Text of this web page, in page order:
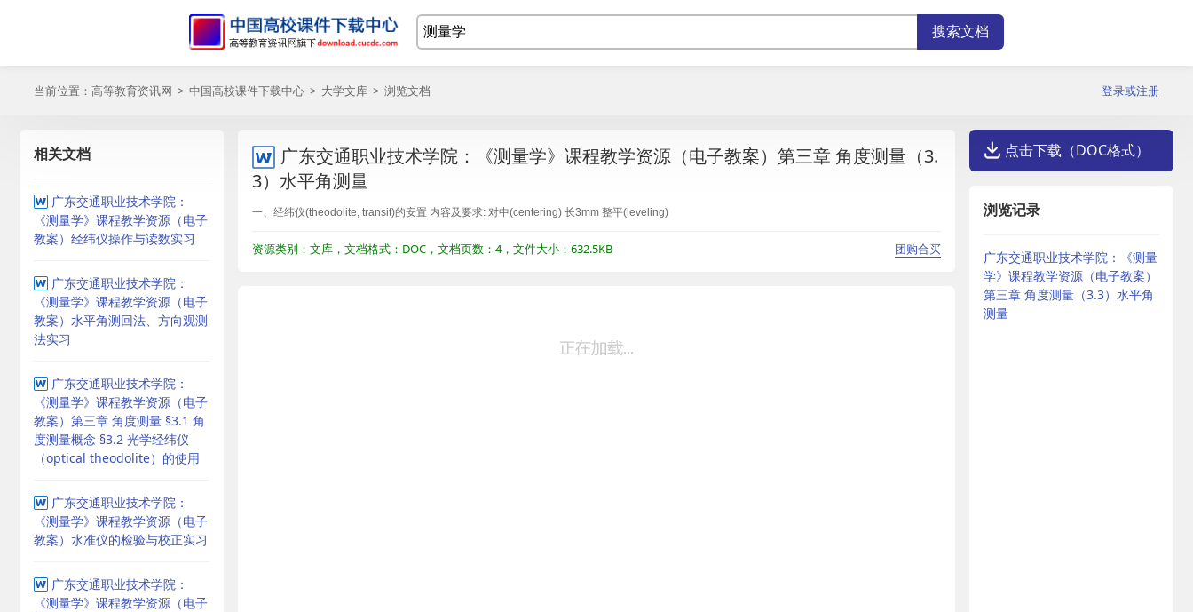
当前位置： 高等教育资讯网 > 中国高校课件下载中心 > 大学文库 > 浏览文档 登录或注册
相关文档
广东交通职业技术学院：
《测量学》课程教学资源（电子
教案）经纬仪操作与读数实习
广东交通职业技术学院：
《测量学》课程教学资源（电子
教案）水平角测回法、方向观测
法实习
广东交通职业技术学院：
《测量学》课程教学资源（电子
教案）第三章 角度测量 §3.1 角
度测量概念 §3.2 光学经纬仪
（optical theodolite）的使用
广东交通职业技术学院：
《测量学》课程教学资源（电子
教案）水准仪的检验与校正实习
广东交通职业技术学院：
《测量学》课程教学资源（电子
广东交通职业技术学院：《测量学》课程教学资源（电子教案）第三章 角度测量（3.
3）水平角测量
一、经纬仪(theodolite, transit)的安置 内容及要求: 对中(centering) 长3mm 整平(leveling)
团购合买
资源类别：文库，文档格式：DOC，文档页数：4，文件大小：632.5KB
点击下载（DOC格式）
浏览记录
广东交通职业技术学院：《测量
学》课程教学资源（电子教案）
第三章 角度测量（3.3）水平角
测量